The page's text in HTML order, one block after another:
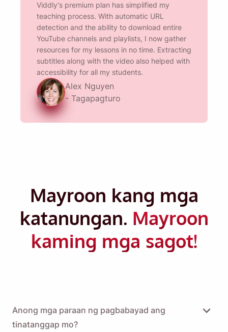
Viddly's premium plan has simplified my
teaching process. With automatic URL
detection and the ability to download entire
YouTube channels and playlists, I now gather
resources for my lessons in no time. Extracting
subtitles along with the video also helped with
accessibility for all my students.
Alex Nguyen
- Tagapagturo
Mayroon kang mga
katanungan. Mayroon
kaming mga sagot!
Anong mga paraan ng pagbabayad ang
tinatanggap mo?
Sa pamamagitan ng pagsuri sa opsyong ito, sumasang-
ayon ka sa amingPatakaran sa Privacy .
Ipadala